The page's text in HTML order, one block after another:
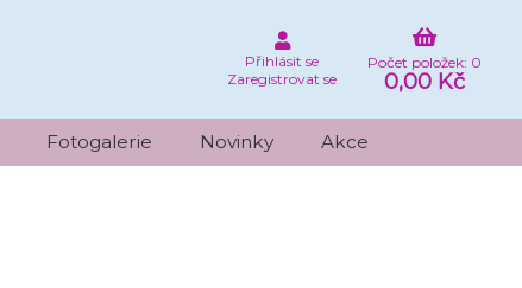
Počet položek: 0
0,00 Kč
Přihlásit se
Zaregistrovat se
Fotogalerie Novinky Akce